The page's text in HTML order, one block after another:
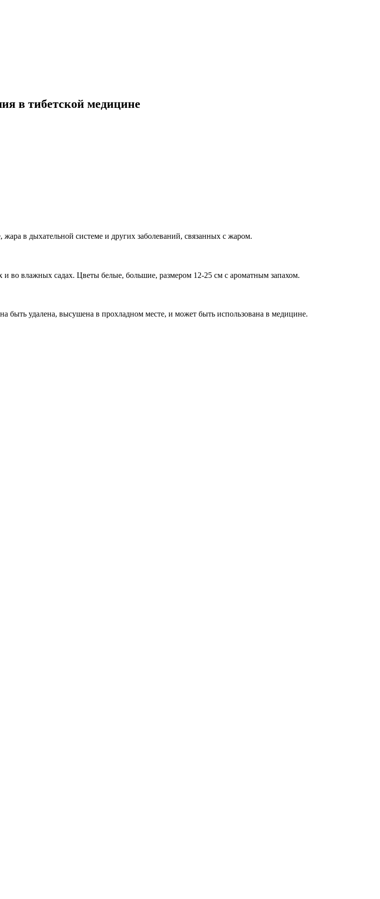
в тибетской медицине
в дыхательной системе и других заболеваний, связанных с жаром.
и во влажных садах. Цветы белые, большие, размером 12-25 см с ароматным запахом.
быть удалена, высушена в прохладном месте, и может быть использована в медицине.